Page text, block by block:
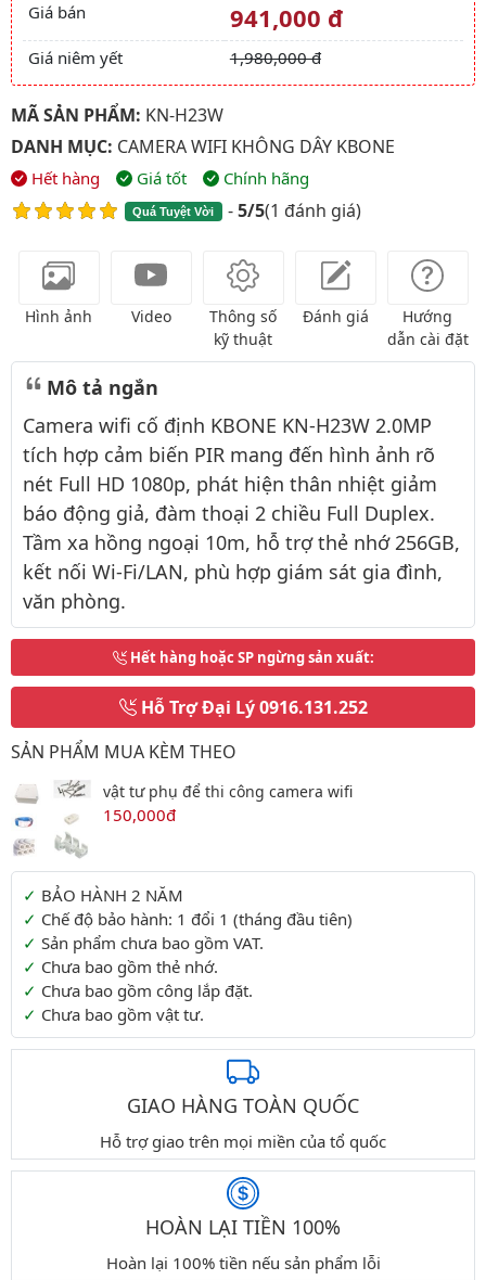
Giá và khuyến mãi
Giá bán 941,000 đ
Giá niêm yết 1,980,000 đ
MÃ SẢN PHẨM: KN-H23W
DANH MỤC: CAMERA WIFI KHÔNG DÂY KBONE
Hết hàng Giá tốt Chính hãng
Quá Tuyệt Vời -5/5(1 đánh giá)
Hình ảnh Video
Thông số
kỹ thuật
Đánh giá
Hướng
dẫn cài đặt
Mô tả ngắn
Camera wifi cố định KBONE KN-H23W 2.0MP
tích hợp cảm biến PIR mang đến hình ảnh rõ
nét Full HD 1080p, phát hiện thân nhiệt giảm
báo động giả, đàm thoại 2 chiều Full Duplex.
Tầm xa hồng ngoại 10m, hỗ trợ thẻ nhớ 256GB,
kết nối Wi-Fi/LAN, phù hợp giám sát gia đình,
văn phòng.
Hết hàng hoặc SP ngừng sản xuất:
Hỗ Trợ Đại Lý0916.131.252
SẢN PHẨM MUA KÈM THEO
vật tư phụ để thi công camera wifi
150,000đ
Thông tin thêm
BẢO HÀNH 2 NĂM
Chế độ bảo hành: 1 đổi 1 (tháng đầu tiên)
Sản phẩm chưa bao gồm VAT.
Chưa bao gồm thẻ nhớ.
Chưa bao gồm công lắp đặt.
Chưa bao gồm vật tư.
GIAO HÀNG TOÀN QUỐC
Hỗ trợ giao trên mọi miền của tổ quốc
HOÀN LẠI TIỀN 100%
Hoàn lại 100% tiền nếu sản phẩm lỗi